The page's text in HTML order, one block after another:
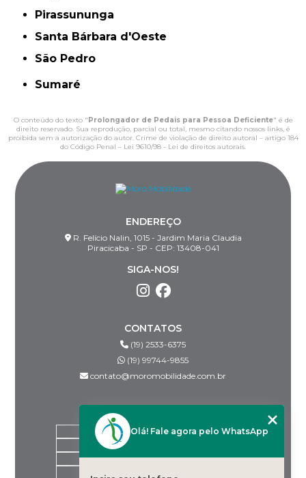
Pirassununga
Santa Bárbara d'Oeste
São Pedro
Sumaré
O conteúdo do texto "Prolongador de Pedais para Pessoa Deficiente" é de
direito reservado. Sua reprodução, parcial ou total, mesmo citando nossos links, é
proibida sem a autorização do autor. Crime de violação de direito autoral – artigo 184
do Código Penal – Lei 9610/98 - Lei de direitos autorais
ENDEREÇO
R. Felício Nalin, 1015 - Jardim Maria Claudia
Piracicaba - SP - CEP: 13408-041
SIGA-NOS!
CONTATOS
(19) 2533-6375
(19) 99744-9855
contato@moromobilidade.com.br
HOME
PRODUTOS
Olá! Fale agora pelo WhatsApp